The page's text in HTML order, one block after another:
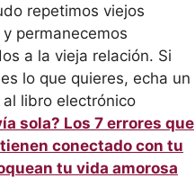
repetimos viejos
permanecemos
a la vieja relación. Si
lo que quieres, echa un
libro electrónico
sola? Los 7 errores que
conectado con tu
tu vida amorosa